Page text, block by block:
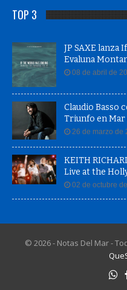
TOP 3
JP SAXE lanza
Evaluna
08 de abril de
Claudio Basso
Triunfo en Mar
26 de marzo de
KEITH
Live at the
02 de octubre
© 2026 - Notas Del Mar -